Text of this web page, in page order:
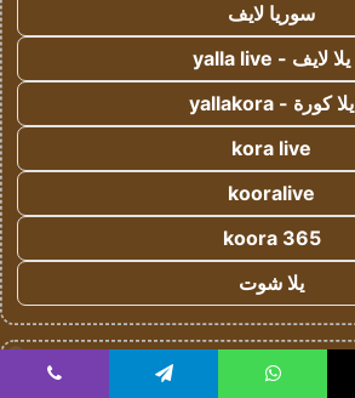
سوريا لايف
يلا لايف - yalla live
يلا كورة - yallakora
kora live
kooralive
koora 365
يلا شوت
!
يلا شوت